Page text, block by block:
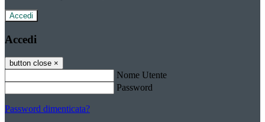
Accedi
Accedi
button close ×
Nome Utente
Password
Password dimenticata?